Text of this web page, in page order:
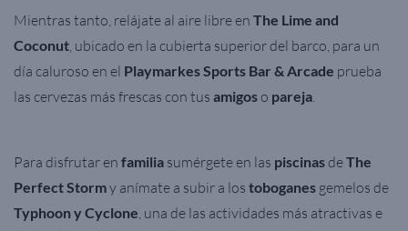
Mientras tanto, relájate al aire libre en The Lime and
Coconut , ubicado en la cubierta superior del barco, para un
día caluroso en el Playmarkes Sports Bar & Arcade prueba
las cervezas más frescas con tus amigos o pareja
Para disfrutar en familia sumérgete en las piscinasdeThe
Perfect Stormy anímate a subir a los toboganes gemelos de
Typhoon y Cyclone , una de las actividades más atractivas e